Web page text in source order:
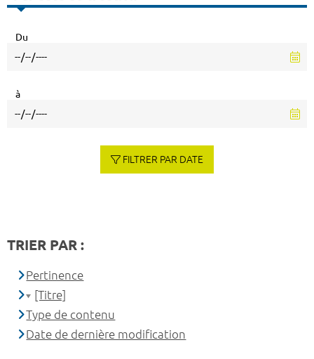
Du
à
FILTRER PAR DATE
TRIER PAR :
Pertinence
[Titre]
Type de contenu
Date de dernière modification